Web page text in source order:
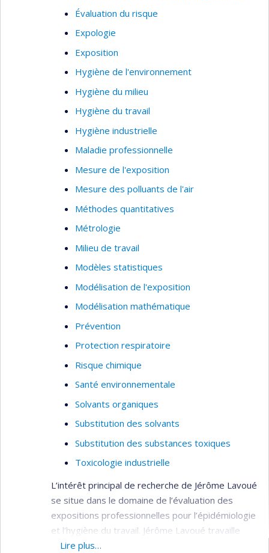
Évaluation du risque
Expologie
Exposition
Hygiène de l'environnement
Hygiène du milieu
Hygiène du travail
Hygiène industrielle
Maladie professionnelle
Mesure de l'exposition
Mesure des polluants de l'air
Méthodes quantitatives
Métrologie
Milieu de travail
Modèles statistiques
Modélisation de l'exposition
Modélisation mathématique
Prévention
Protection respiratoire
Risque chimique
Santé environnementale
Solvants organiques
Substitution des solvants
Substitution des substances toxiques
Toxicologie industrielle
L’intérêt principal de recherche de Jérôme Lavoué
se situe dans le domaine de l’évaluation des
expositions professionnelles pour l’épidémiologie
et l’hygiène du travail. Jérôme Lavoué travaille
actuellement sur le développement d’une matrice
Lire plus…